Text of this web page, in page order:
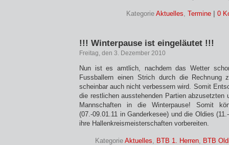
Kategorie Aktuelles, Termine 0
!!! Winterpause ist eingeläutet !!!
Freitag, den 3. Dezember 2010
Nun ist es amtlich, nachdem das Wetter
Fussballern einen Strich durch die Rechnung
scheinbar auch nicht verbessern wird. Somit
die restlichen ausstehenden Partien abzusetzten
Mannschaften in die Winterpause! Somit
(07.-09.01.11 in Ganderkesee) und die Oldies
ihre Hallenkreismeisterschaften vorbereiten.
Kategorie Aktuelles, BTB 1. Herren, BTB